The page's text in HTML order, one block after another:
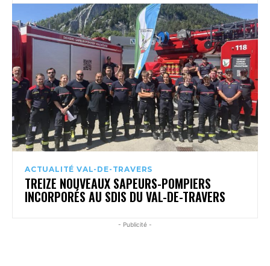
ACTUALITÉ VAL-DE-TRAVERS
TREIZE NOUVEAUX SAPEURS-POMPIERS
INCORPORÉS AU SDIS DU VAL-DE-TRAVERS
- Publicité -